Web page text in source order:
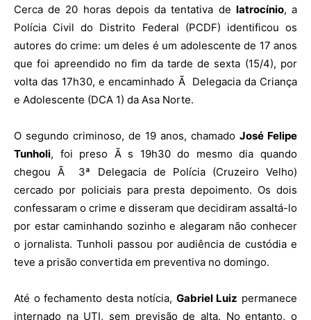
Cerca de 20 horas depois da tentativa de latrocínio, a
Polícia Civil do Distrito Federal (PCDF) identificou os
autores do crime: um deles é um adolescente de 17 anos
que foi apreendido no fim da tarde de sexta (15/4), por
volta das 17h30, e encaminhado Ã Delegacia da Criança
e Adolescente (DCA 1) da Asa Norte.
O segundo criminoso, de 19 anos, chamado José Felipe
Tunholi, foi preso Ã s 19h30 do mesmo dia quando
chegou Ã 3ª Delegacia de Polícia (Cruzeiro Velho)
cercado por policiais para presta depoimento. Os dois
confessaram o crime e disseram que decidiram assaltá-lo
por estar caminhando sozinho e alegaram não conhecer
o jornalista. Tunholi passou por audiência de custódia e
teve a prisão convertida em preventiva no domingo.
Até o fechamento desta notícia, Gabriel Luiz permanece
internado na UTI, sem previsão de alta. No entanto, o